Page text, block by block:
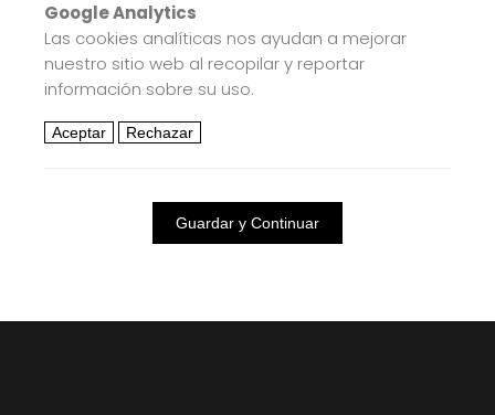
Google Analytics
Las cookies analíticas nos ayudan a mejorar
nuestro sitio web al recopilar y reportar
información sobre su uso.
Aceptar Rechazar
Guardar y Continuar